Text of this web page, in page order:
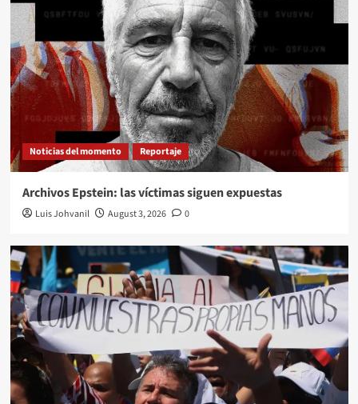
Noticias del momento Reportaje
Archivos Epstein: las víctimas siguen expuestas
Luis Johvanil August 3, 2026 0